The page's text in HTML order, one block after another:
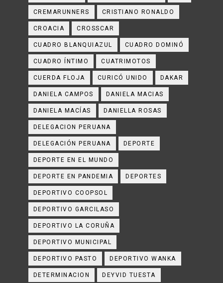
CREMARUNNERS CRISTIANO RONALDO
CROACIA CROSSCAR
CUADRO BLANQUIAZUL CUADRO DOMINÓ
CUADRO ÍNTIMO CUATRIMOTOS
CUERDA FLOJA CURICÓ UNIDO DAKAR
DANIELA CAMPOS DANIELA MACIAS
DANIELA MACÍAS DANIELLA ROSAS
DELEGACION PERUANA
DELEGACIÓN PERUANA DEPORTE
DEPORTE EN EL MUNDO
DEPORTE EN PANDEMIA DEPORTES
DEPORTIVO COOPSOL
DEPORTIVO GARCILASO
DEPORTIVO LA CORUÑA
DEPORTIVO MUNICIPAL
DEPORTIVO PASTO DEPORTIVO WANKA
DETERMINACION DEYVID TUESTA